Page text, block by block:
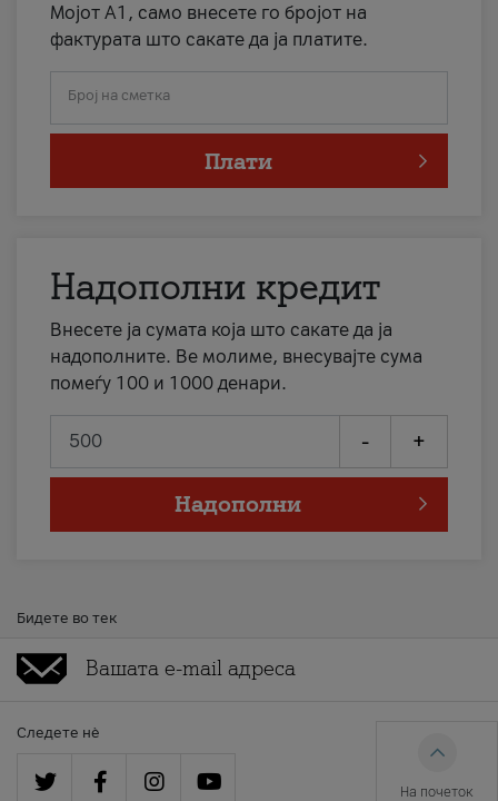
Мојот А1, само внесете го бројот на
фактурата што сакате да ја платите.
Број на сметка
Плати
Надополни кредит
Внесете ја сумата која што сакате да ја
надополните. Ве молиме, внесувајте сума
помеѓу 100 и 1000 денари.
- +
Надополни
Бидете во тек
Следете нè
На почеток